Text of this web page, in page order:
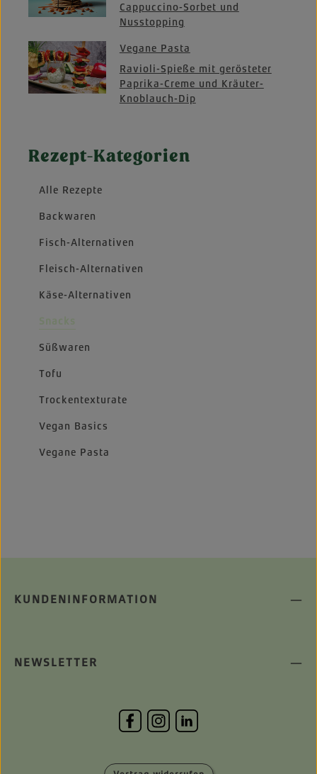
Cappuccino-Sorbet und
Nusstopping
Vegane Pasta
Ravioli-Spieße mit gerösteter
Paprika-Creme und Kräuter-
Knoblauch-Dip
Rezept-Kategorien
Alle Rezepte
Backwaren
Fisch-Alternativen
Fleisch-Alternativen
Käse-Alternativen
Süßwaren
Tofu
Trockentexturate
Vegan Basics
Vegane Pasta
KUNDENINFORMATION
NEWSLETTER